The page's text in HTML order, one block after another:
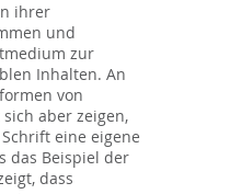
ihrer
und
zur
Inhalten. An
von
aber zeigen,
eine eigene
das Beispiel der
dass